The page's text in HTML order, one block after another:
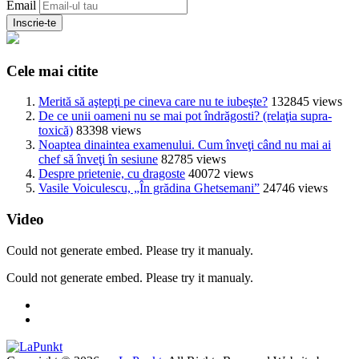
Email
Cele mai citite
Merită să aştepţi pe cineva care nu te iubeşte? 132845 views
De ce unii oameni nu se mai pot îndrăgosti? (relaţia supra-
toxică) 83398 views
Noaptea dinaintea examenului. Cum înveţi când nu mai ai
chef să înveţi în sesiune 82785 views
Despre prietenie, cu dragoste 40072 views
Vasile Voiculescu, „În grădina Ghetsemani” 24746 views
Video
Could not generate embed. Please try it manualy.
Could not generate embed. Please try it manualy.